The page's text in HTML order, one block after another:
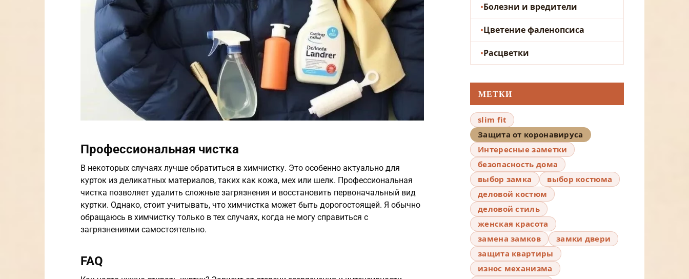
Профессиональная чистка
В некоторых случаях лучше обратиться в химчистку. Это особенно актуально для
курток из деликатных материалов, таких как кожа, мех или шелк. Профессиональная
чистка позволяет удалить сложные загрязнения и восстановить первоначальный вид
куртки. Однако, стоит учитывать, что химчистка может быть дорогостоящей. Я обычно
обращаюсь в химчистку только в тех случаях, когда не могу справиться с
загрязнениями самостоятельно.
FAQ
Болезни и вредители
Цветение фаленопсиса
Расцветки
МЕТКИ
slim fit
Защита от коронавируса
Интересные заметки
безопасность дома
выбор замка
выбор костюма
деловой костюм
деловой стиль
женская красота
замена замков
замки двери
защита квартиры
износ механизма